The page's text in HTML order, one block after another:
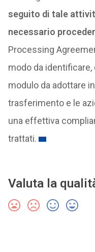
seguito di tale
necessario
Processing
modo da
modulo da adottare
trasferimento e le
una effettiva
trattati.
Valuta la